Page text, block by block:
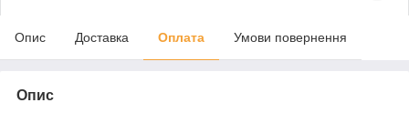
Опис Доставка Оплата Умови повернення
Опис